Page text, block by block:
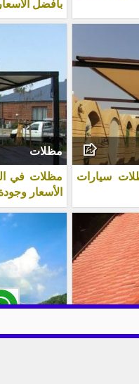
بأفضل الأسعار
سيارات
مظلات
مظلات في
الأسعار
هناجر